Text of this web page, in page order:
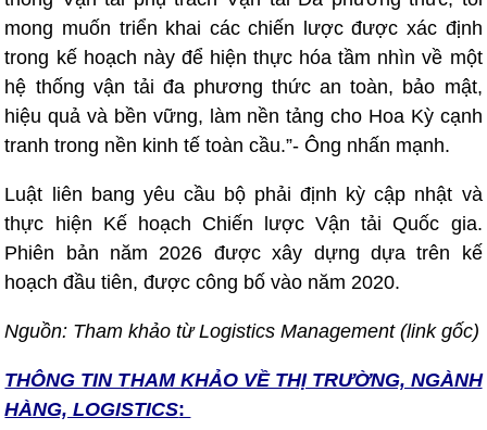
mong muốn triển khai các chiến lược được xác định
trong kế hoạch này để hiện thực hóa tầm nhìn về một
hệ thống vận tải đa phương thức an toàn, bảo mật,
hiệu quả và bền vững, làm nền tảng cho Hoa Kỳ cạnh
tranh trong nền kinh tế toàn cầu.”- Ông nhấn mạnh.
Luật liên bang yêu cầu bộ phải định kỳ cập nhật và
thực hiện Kế hoạch Chiến lược Vận tải Quốc gia.
Phiên bản năm 2026 được xây dựng dựa trên kế
hoạch đầu tiên, được công bố vào năm 2020.
Nguồn: Tham khảo từ Logistics Management (link gốc)
THÔNG TIN THAM KHẢO VỀ THỊ TRƯỜNG, NGÀNH
HÀNG, LOGISTICS: